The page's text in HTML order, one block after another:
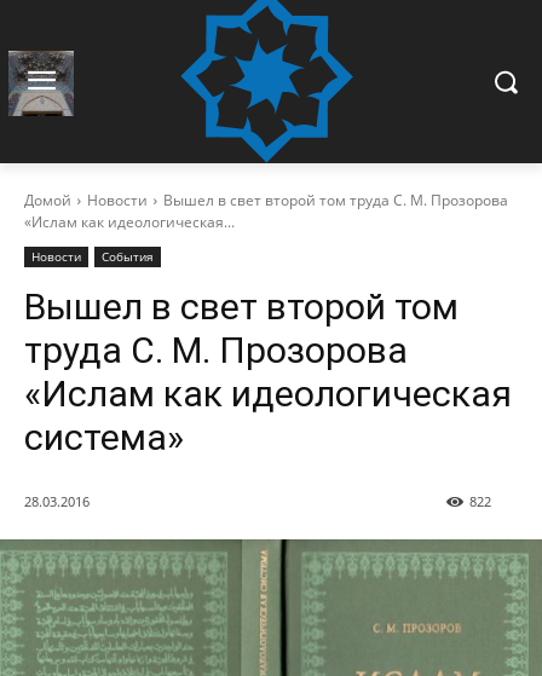
Домой Новости
Вышел в свет второй том труда С. М. Прозорова
«Ислам как идеологическая...
Новости События
Вышел в свет второй том
труда С. М. Прозорова
«Ислам как идеологическая
система»
28.03.2016 822